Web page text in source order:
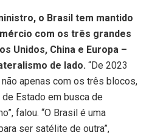
o Brasil tem mantido
com os três grandes
Unidos, China e Europa –
de lado. “De 2023
apenas com os três blocos,
Estado em busca de
falou. “O Brasil é uma
ser satélite de outra”,